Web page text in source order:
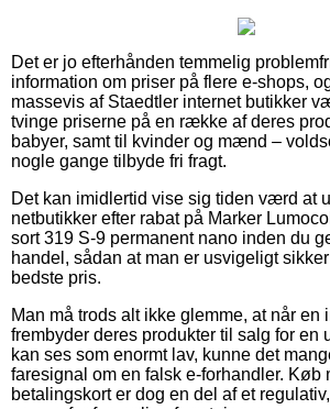
Det er jo efterhånden temmelig
information om priser på flere e-shops,
massevis af Staedtler internet butikker
tvinge priserne på en række af deres
babyer, samt til kvinder og mænd –
nogle gange tilbyde fri fragt.
Det kan imidlertid vise sig tiden værd at
netbutikker efter rabat på Marker
sort 319 S-9 permanent nano inden du
handel, sådan at man er usvigeligt
bedste pris.
Man må trods alt ikke glemme, at når en
frembyder deres produkter til salg for en
kan ses som enormt lav, kunne det
faresignal om en falsk e-forhandler.
betalingskort er dog en del af et